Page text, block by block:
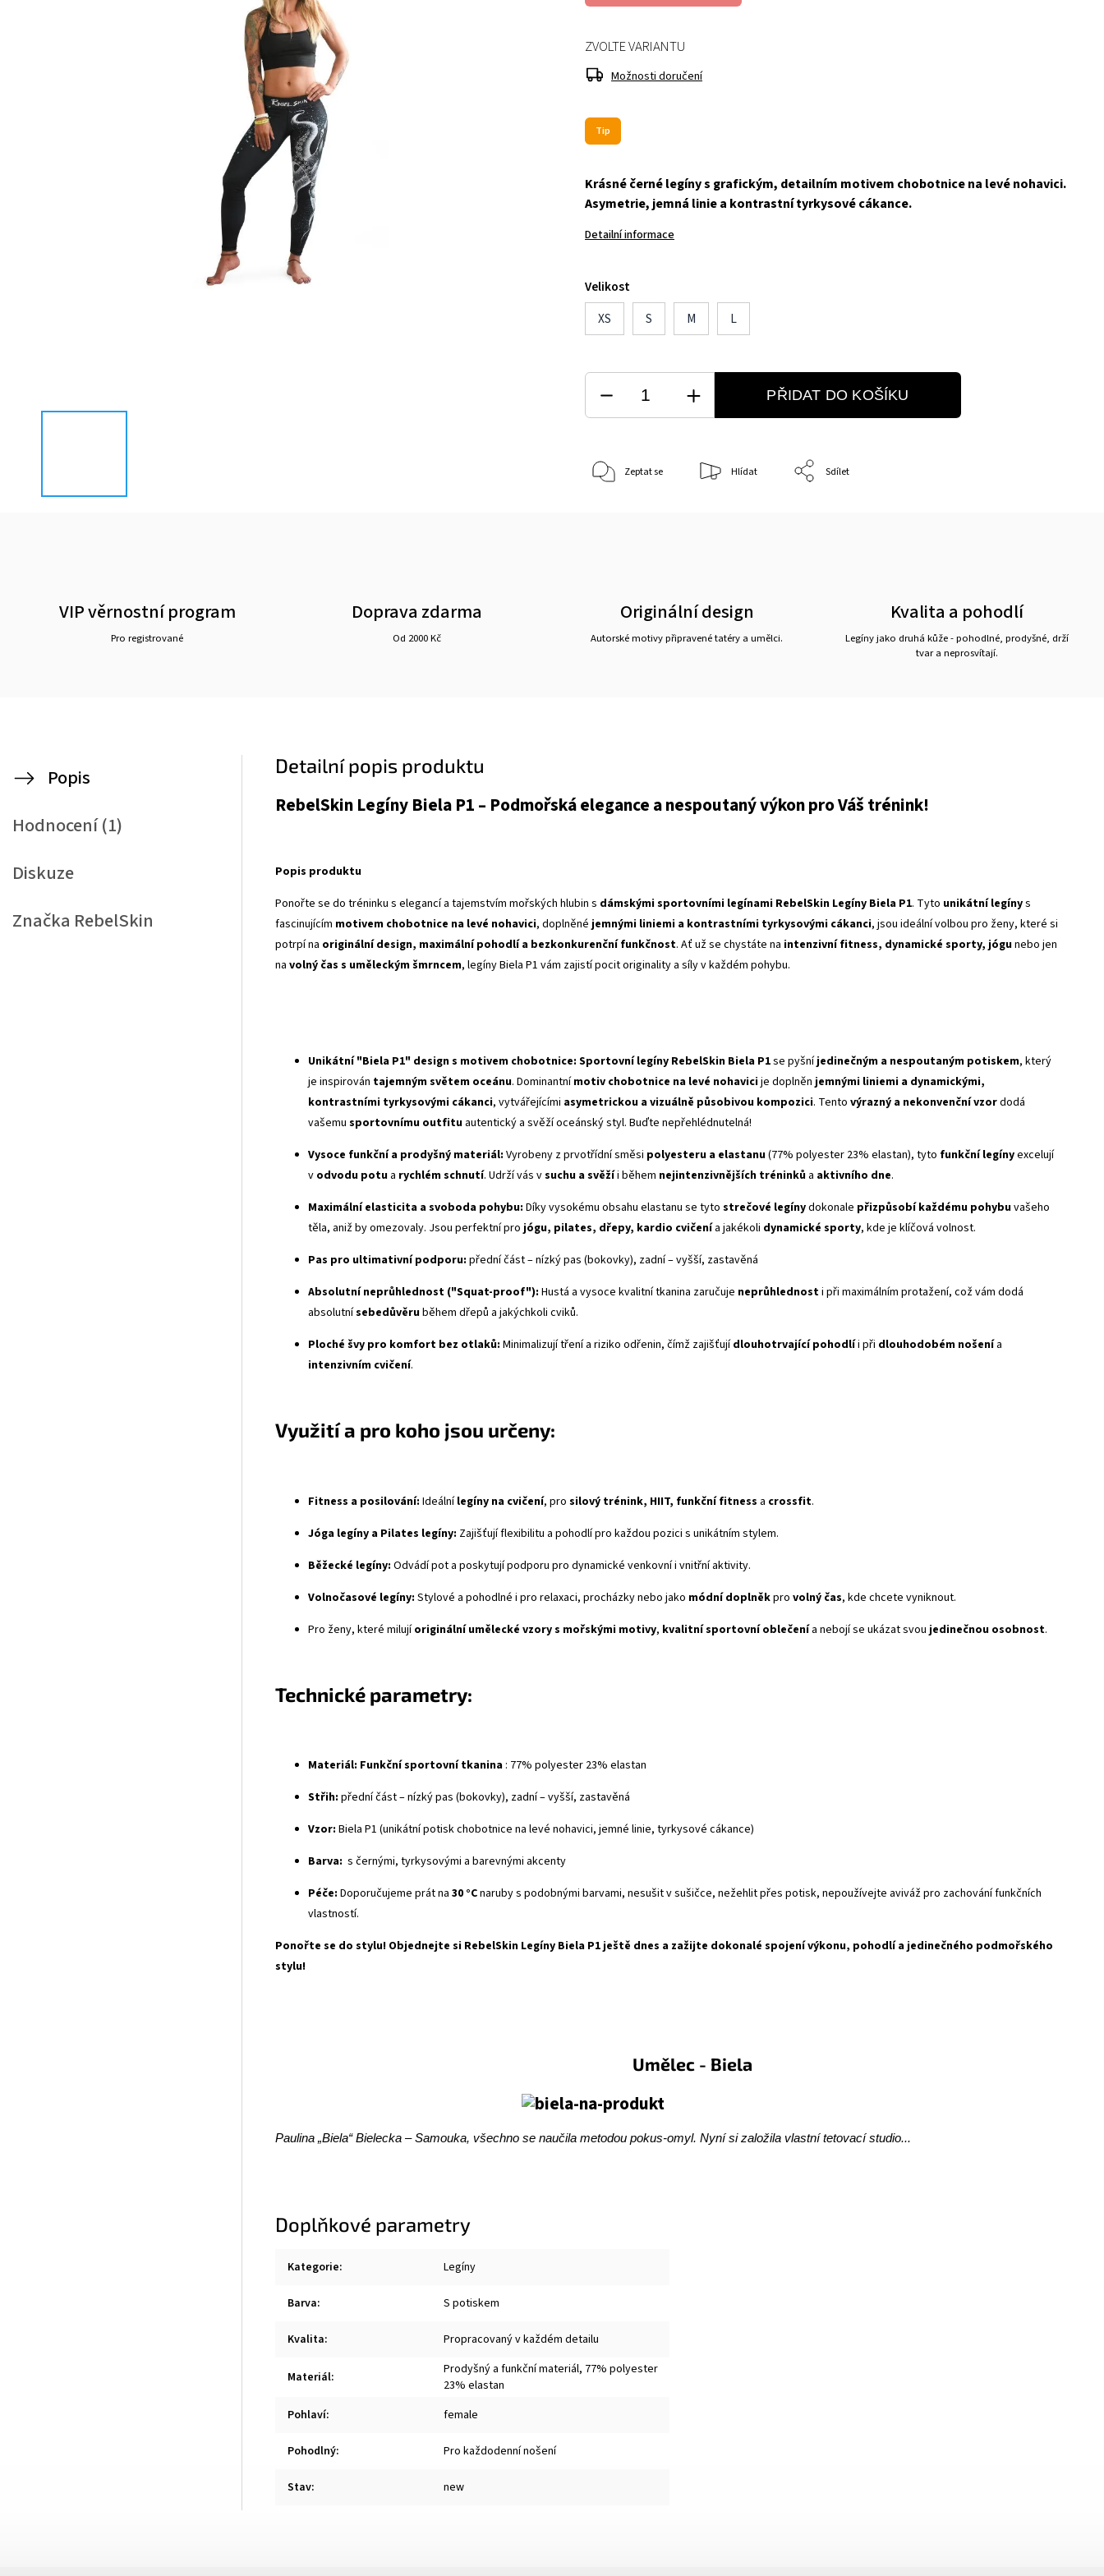
Tip
Krásné černé legíny s grafickým, detailním motivem chobotnice na levé nohavici.
Asymetrie, jemná linie a kontrastní tyrkysové cákance.
Detailní informace
Velikost
XS
S M L
ZVOLTE VARIANTU
Možnosti doručení
PŘIDAT DO KOŠÍKU
Zeptat se Hlídat Sdílet
VIP věrnostní program
Pro registrované
Doprava zdarma
Od 2000 Kč
Originální design
Autorské motivy připravené tatéry a umělci.
Kvalita a pohodlí
Legíny jako druhá kůže - pohodlné, prodyšné, drží
tvar a neprosvítají.
Popis
Hodnocení (1)
Diskuze
Značka RebelSkin
Detailní popis produktu
RebelSkin Legíny Biela P1 – Podmořská elegance a nespoutaný výkon pro Váš trénink!
Popis produktu
Ponořte se do tréninku s elegancí a tajemstvím mořských hlubin s dámskými sportovními legínami RebelSkin Legíny Biela P1. Tyto unikátní legínys
fascinujícím motivem chobotnice na levé nohavici, doplněné jemnými liniemi a kontrastními tyrkysovými cákanci, jsou ideální volbou pro ženy, které si
potrpí na originální design, maximální pohodlí a bezkonkurenční funkčnost. Ať už se chystáte na intenzivní fitness, dynamické sporty, jógunebo jen
na volný čas s uměleckým šmrncem, legíny Biela P1 vám zajistí pocit originality a síly v každém pohybu.
Unikátní "Biela P1" design s motivem chobotnice: Sportovní legíny RebelSkin Biela P1se pyšníjedinečným a nespoutaným potiskem, který
je inspirován tajemným světem oceánu. Dominantnímotiv chobotnice na levé nohavicije doplněn jemnými liniemi a dynamickými,
kontrastními tyrkysovými cákanci, vytvářejícími asymetrickou a vizuálně působivou kompozici. Tento výrazný a nekonvenční vzordodá
vašemu sportovnímu outfitu autentický a svěží oceánský styl. Buďte nepřehlédnutelná!
Vysoce funkční a prodyšný materiál: Vyrobeny z prvotřídní směsi polyesteru a elastanu(77% polyester 23% elastan), tyto funkční legínyexcelují
v odvodu potu a rychlém schnutí. Udrží vás vsuchu a svěžíi během nejintenzivnějších tréninků a aktivního dne.
Maximální elasticita a svoboda pohybu: Díky vysokému obsahu elastanu se tyto strečové legínydokonale přizpůsobí každému pohybuvašeho
těla, aniž by omezovaly. Jsou perfektní pro jógu, pilates, dřepy, kardio cvičenía jakékoli dynamické sporty, kde je klíčová volnost.
Pas pro ultimativní podporu: přední část – nízký pas (bokovky), zadní – vyšší, zastavěná
Absolutní neprůhlednost ("Squat-proof"): Hustá a vysoce kvalitní tkanina zaručuje neprůhlednosti při maximálním protažení, což vám dodá
absolutnísebedůvěruběhem dřepů a jakýchkoli cviků.
Ploché švy pro komfort bez otlaků: Minimalizují tření a riziko odřenin, čímž zajišťujídlouhotrvající pohodlíi při dlouhodobém nošenía
intenzivním cvičení.
Využití a pro koho jsou určeny:
Fitness a posilování: Ideálnílegíny na cvičení, pro silový trénink, HIIT, funkční fitness a crossfit.
Jóga legíny a Pilates legíny: Zajišťují flexibilitu a pohodlí pro každou pozici s unikátním stylem.
Běžecké legíny: Odvádí pot a poskytují podporu pro dynamické venkovní i vnitřní aktivity.
Volnočasové legíny: Stylové a pohodlné i pro relaxaci, procházky nebo jako módní doplněkpro volný čas, kde chcete vyniknout.
Pro ženy, které milujíoriginální umělecké vzory s mořskými motivy, kvalitní sportovní oblečenía nebojí se ukázat svou jedinečnou osobnost.
Technické parametry:
Materiál: Funkční sportovní tkanina : 77% polyester 23% elastan
Střih: přední část – nízký pas (bokovky), zadní – vyšší, zastavěná
Vzor: Biela P1 (unikátní potisk chobotnice na levé nohavici, jemné linie, tyrkysové cákance)
Barva: s černými, tyrkysovými a barevnými akcenty
Péče: Doporučujeme prát na 30 °Cnaruby s podobnými barvami, nesušit v sušičce, nežehlit přes potisk, nepoužívejte aviváž pro zachování funkčních
vlastností.
Ponořte se do stylu! Objednejte si RebelSkin Legíny Biela P1 ještě dnes a zažijte dokonalé spojení výkonu, pohodlí a jedinečného podmořského
stylu!
Umělec - Biela
Paulina „Biela“ Bielecka – Samouka, všechno se naučila metodou pokus-omyl. Nyní si založila vlastní tetovací studio...
Doplňkové parametry
Kategorie: Legíny
Barva: S potiskem
Kvalita: Propracovaný v každém detailu
Materiál:
Prodyšný a funkční materiál, 77% polyester
23% elastan
Pohlaví: female
Pohodlný: Pro každodenní nošení
Stav: new